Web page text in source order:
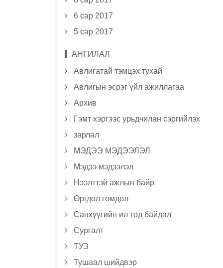
6 сар 2017
5 сар 2017
АНГИЛАЛ
Авлигатай тэмцэх тухай
Авлигын эсрэг үйл ажиллагаа
Архив
Гэмт хэргээс урьдчилан сэргийлэх
зарлал
МЭДЭЭ МЭДЭЭЛЭЛ
Мэдээ мэдээлэл
Нээлттэй ажлын байр
Өргдөл гомдол
Санхүүгийн ил тод байдал
Сургалт
ТУЗ
Тушаал шийдвэр